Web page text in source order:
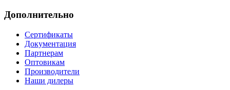
Дополнительно
Сертификаты
Документация
Партнерам
Оптовикам
Производители
Наши дилеры